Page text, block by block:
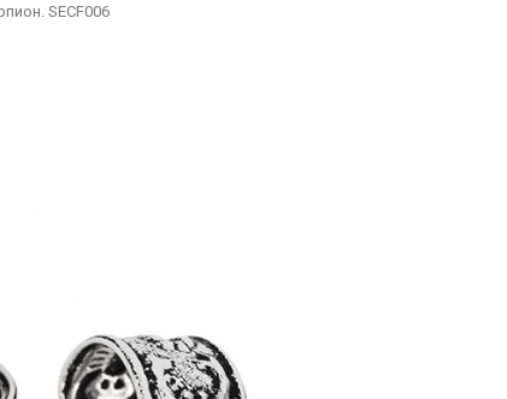
SECF006